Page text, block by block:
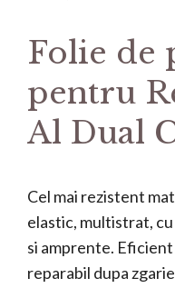
Folie de
pentru
Al Dual
Cel mai rezistent
elastic, multistrat,
si amprente.
reparabil dupa